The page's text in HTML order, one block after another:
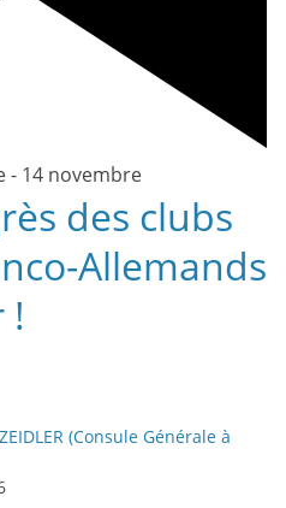
- 14 novembre
des clubs
Allemands
!
(Consule Générale à